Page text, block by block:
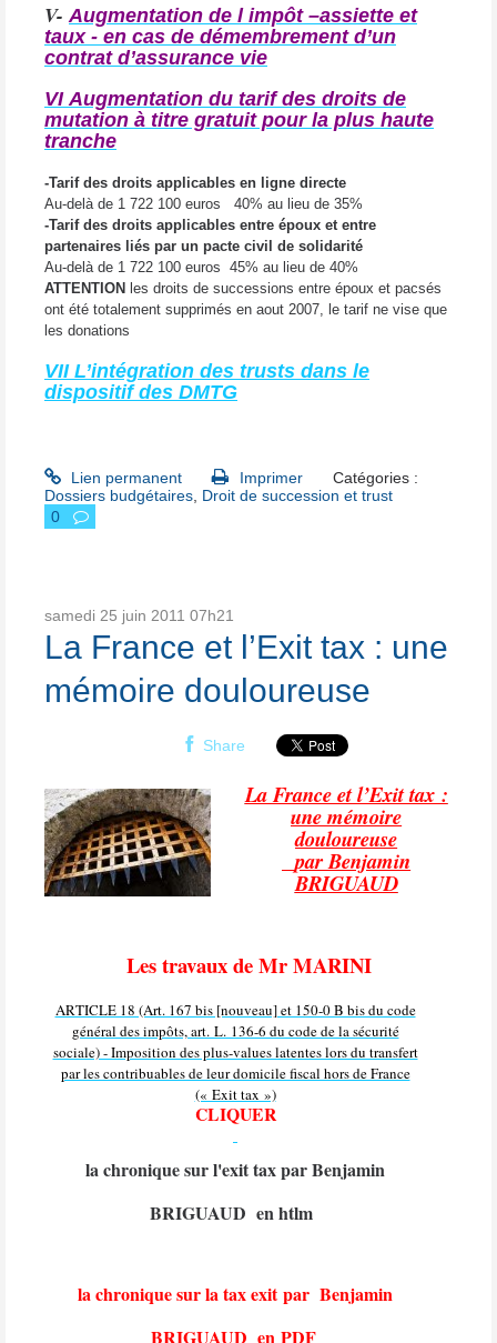
V-Augmentation de l impôt –assiette et
taux - en cas de démembrement d’un
contrat d’assurance vie
VIAugmentation du tarif des droits de
mutation à titre gratuit pour la plus haute
tranche
-Tarif des droits applicables en ligne directe
Au-delà de 1 722 100 euros
40% au lieu de 35%
-Tarif des droits applicables entre époux et entre
partenaires liés par un pacte civil de solidarité
Au-delà de 1 722 100 euros 45% au lieu de 40%
ATTENTION les droits de successions entre époux et pacsés
ont été totalement supprimés en aout 2007, le tarif ne vise que
les donations
VII L’intégration des trusts dans le
dispositif des DMTG
Lien permanent Imprimer
Catégories :
Dossiers budgétaires Droit de succession et trust
0
samedi 25 juin 2011 07h21
La France et l’Exit tax : une
mémoire douloureuse
Share
La France et l’Exit tax :
une mémoire
douloureuse
par Benjamin
BRIGUAUD
Les travaux de Mr MARINI
ARTICLE 18 (Art. 167 bis [nouveau] et 150-0 B bis du code
général des impôts, art. L. 136-6 du code de la sécurité
sociale) - Imposition des plus-values latentes lors du transfert
par les contribuables de leur domicile fiscal hors de France
(« Exit tax »)
CLIQUER
la chronique sur l'exit tax par Benjamin
BRIGUAUD en htlm
la chronique sur la tax exit par Benjamin
BRIGUAUD en PDF